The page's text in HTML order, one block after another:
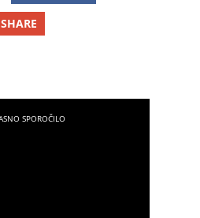
SHARE